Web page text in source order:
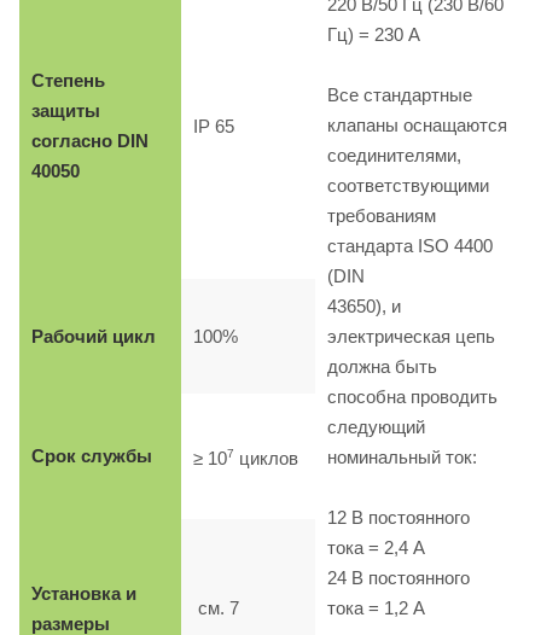
Гц) = 230 A
Все стандартные
клапаны оснащаются
соединителями,
соответствующими
требованиям
стандарта ISO 4400
(DIN
43650), и
электрическая цепь
должна быть
способна проводить
следующий
номинальный ток:
12 B постоянного
тока = 2,4 A
24 B постоянного
тока = 1,2 A
Степень
защиты
согласно DIN
40050
IP 65
Рабочий цикл 100%
Срок службы ≥ 107 циклов
Установка и
размеры
см. 7